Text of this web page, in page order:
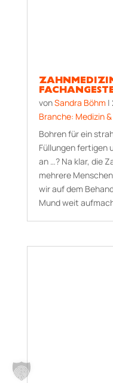
vonSandra Böhm |
Branche: Medizin
Bohren für ein
Füllungen fertigen
an …? Na klar, die
mehrere
wir auf dem
Mund weit